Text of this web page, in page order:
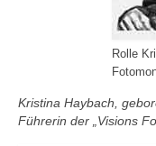
Rolle
Kristina Haybach,
Führerin der „Visions